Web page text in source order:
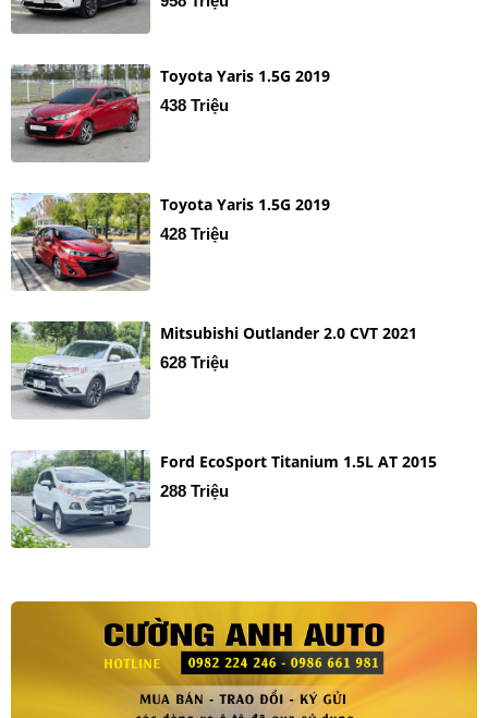
Toyota Yaris 1.5G 2019
438 Triệu
Toyota Yaris 1.5G 2019
428 Triệu
Mitsubishi Outlander 2.0 CVT 2021
628 Triệu
Ford EcoSport Titanium 1.5L AT 2015
288 Triệu